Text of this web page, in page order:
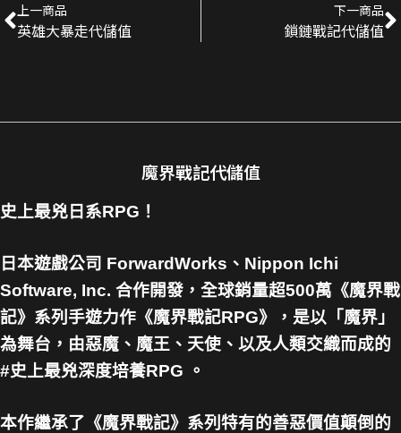
上一商品
英雄大暴走代儲值
下一商品
鎖鏈戰記代儲值
魔界戰記代儲值
史上最兇日系RPG！
日本遊戲公司 ForwardWorks、Nippon Ichi
Software, Inc. 合作開發，全球銷量超500萬《魔界戰
記》系列手遊力作《魔界戰記RPG》，是以「魔界」
為舞台，由惡魔、魔王、天使、以及人類交織而成的
#史上最兇深度培養RPG 。
本作繼承了《魔界戰記》系列特有的善惡價值顛倒的